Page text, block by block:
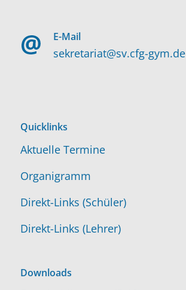
E-Mail
sekretariat@sv.cfg-gym.de
Quicklinks
Aktuelle Termine
Organigramm
Direkt-Links (Schüler)
Direkt-Links (Lehrer)
Downloads